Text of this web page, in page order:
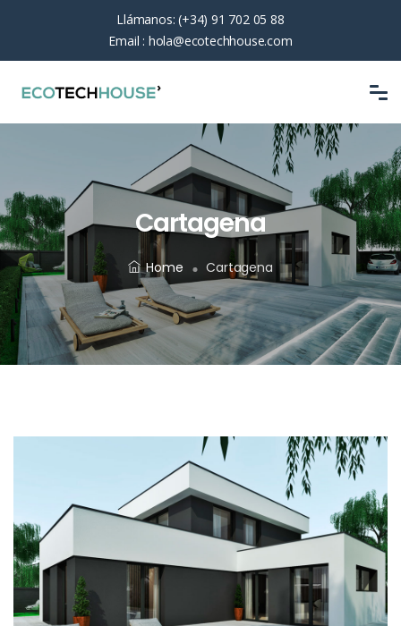
Llámanos:(+34) 91 702 05 88
Email : hola@ecotechhouse.com
Cartagena
Home Cartagena